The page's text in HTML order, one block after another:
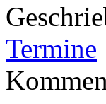
Termine